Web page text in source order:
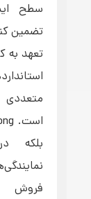
سطح
تضمین
تعهد به
متعددی
بلکه
فروش